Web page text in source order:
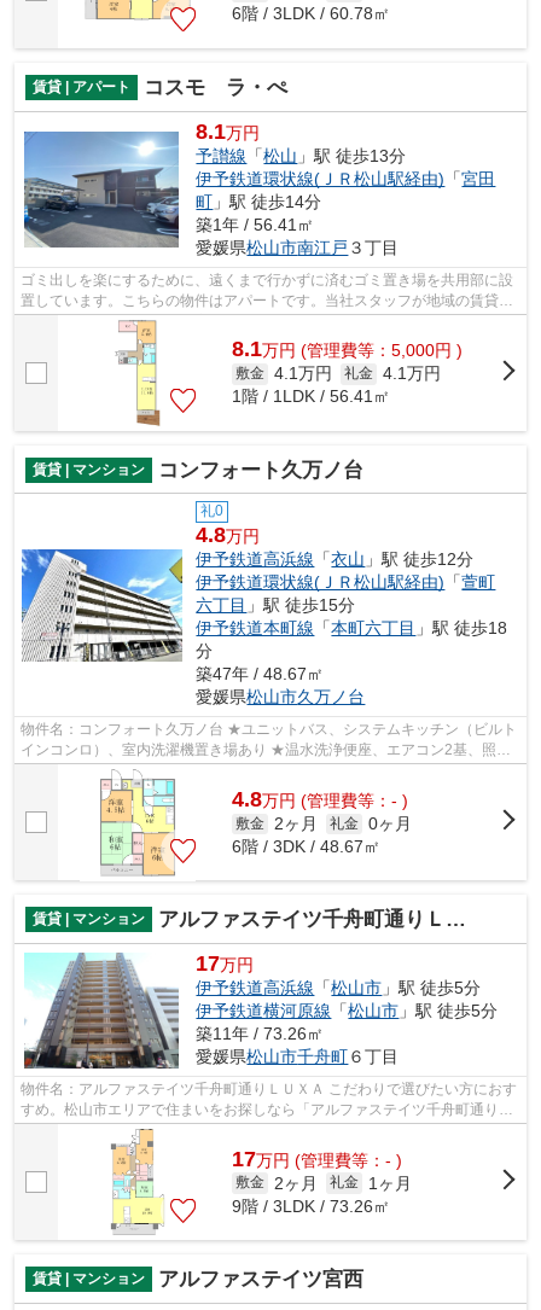
6階 / 3LDK / 60.78㎡
賃貸 | アパート コスモ ラ・ぺ
8.1万円
予讃線 「松山 」駅 徒歩13分
伊予鉄道環状線(ＪＲ松山駅経由) 「宮田
町 」駅 徒歩14分
築1年 / 56.41㎡
愛媛県松山市南江戸 ３丁目
ゴミ出しを楽にするために、遠くまで行かずに済むゴミ置き場を共用部に設
置しています。こちらの物件はアパートです。当社スタッフが地域の賃貸情
報をご提供いたします。お客様のこだ...
8.1万円 (管理費等：5,000円 )
敷金 4.1万円 礼金 4.1万円
1階 / 1LDK / 56.41㎡
賃貸 | マンション コンフォート久万ノ台
礼0
4.8万円
伊予鉄道高浜線 「衣山 」駅 徒歩12分
伊予鉄道環状線(ＪＲ松山駅経由) 「萱町
六丁目 」駅 徒歩15分
伊予鉄道本町線 「本町六丁目 」駅 徒歩18
分
築47年 / 48.67㎡
愛媛県松山市久万ノ台
物件名：コンフォート久万ノ台 ★ユニットバス、システムキッチン（ビルト
インコンロ）、室内洗濯機置き場あり ★温水洗浄便座、エアコン2基、照明
器具、などリフォームしているお部屋です♪
4.8万円 (管理費等：- )
敷金 2ヶ月 礼金 0ヶ月
6階 / 3DK / 48.67㎡
賃貸 | マンション アルファステイツ千舟町通りＬＵＸＡ
17万円
伊予鉄道高浜線 「松山市 」駅 徒歩5分
伊予鉄道横河原線 「松山市 」駅 徒歩5分
築11年 / 73.26㎡
愛媛県松山市千舟町６丁目
物件名：アルファステイツ千舟町通りＬＵＸＡ こだわりで選びたい方におす
すめ。松山市エリアで住まいをお探しなら「アルファステイツ千舟町通りＬ
ＵＸＡ」。マンションに光回線を繋い...
17万円 (管理費等：- )
敷金 2ヶ月 礼金
1ヶ月
9階 / 3LDK / 73.26㎡
賃貸 | マンション アルファステイツ宮西